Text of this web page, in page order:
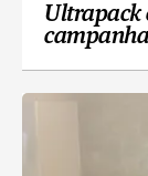
Ultrapack